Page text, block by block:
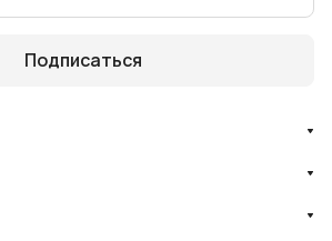
Подписаться